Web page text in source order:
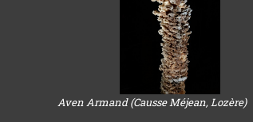
Aven Armand (Causse Méjean, Lozère)